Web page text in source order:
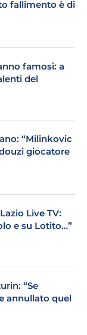
fallimento è di
famosi: a
del
“Milinkovic
giocatore
Live TV:
e su Lotito…”
“Se
annullato quel